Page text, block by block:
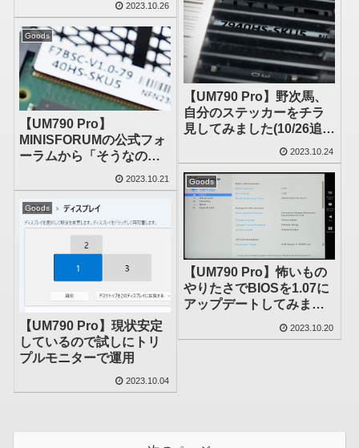
2023.10.26
【UM790 Pro】野次馬、
自分のステッカーをチラ
見してみました(10/26追記
2023.10.24
Goods
【UM790 Pro】
MINISFORUMの公式フォ
ーラムから「そうなの？
これはどうなのか知りた
いところ」(野次馬)(10/25
追記アリ)
2023.10.21 Goods
【UM790 Pro】怖いもの
やりたさでBIOSを1.07に
アップデートしてみまし
2023.10.20
Goods
【UM790 Pro】現状安定
しているので試しにトリ
プルモニターで運用
2023.10.04